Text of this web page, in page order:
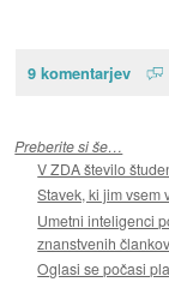
9 komentarjev
Preberite si še…
V ZDA število
Stavek, ki jim vsem
Umetni inteligenci
znanstvenih člankov
Oglasi se počasi